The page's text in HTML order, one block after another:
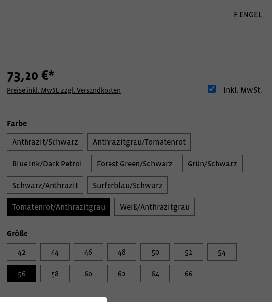
F.ENGEL
73,20 €*
inkl. MwSt.
Preise inkl. MwSt. zzgl. Versandkosten
Farbe
Anthrazit/Schwarz Anthrazitgrau/Tomatenrot
Blue Ink/Dark Petrol Forest Green/Schwarz Grün/Schwarz
Schwarz/Anthrazit Surferblau/Schwarz
Tomatenrot/Anthrazitgrau Weiß/Anthrazitgrau
Größe
42 44 46 48 50 52 54
56 58 60 62 64 66